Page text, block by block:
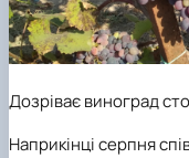
Дозріває виноград
Наприкінці серпня